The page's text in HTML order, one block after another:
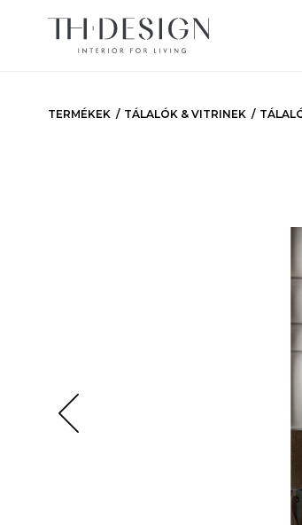
TERMÉKEK TÁLALÓK & VITRINEK